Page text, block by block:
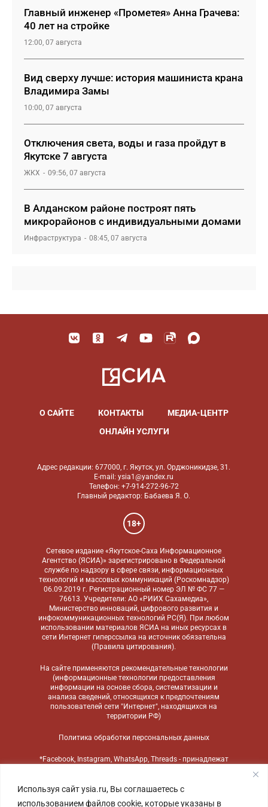
Используя сайт ysia.ru, Вы соглашаетесь с
использованием файлов cookie, которые указаны в
Главный инженер «Прометея» Анна Грачева:
40 лет на стройке
12:00, 07 августа
Вид сверху лучше: история машиниста крана
Владимира Замы
10:00, 07 августа
Отключения света, воды и газа пройдут в
Якутске 7 августа
ЖКХ 09:56, 07 августа
В Алданском районе построят пять
микрорайонов с индивидуальными домами
Инфраструктура 08:45, 07 августа
О САЙТЕ КОНТАКТЫ
МЕДИА-ЦЕНТР
ОНЛАЙН УСЛУГИ
Адрес редакции: 677000, г. Якутск, ул. Орджоникидзе, 31.
E-mail: ysia1@yandex.ru
Телефон: +7-914-272-96-72
Главный редактор: Бабаева Я. О.
18+
Сетевое издание «Якутское-Саха Информационное
Агентство (ЯСИА)» зарегистрировано в Федеральной
службе по надзору в сфере связи, информационных
технологий и массовых коммуникаций (Роскомнадзор)
06.09.2019 г. Регистрационный номер ЭЛ № ФС 77 —
76613. Учредители: АО «РИИХ Сахамедиа»,
Министерство инноваций, цифрового развития и
инфокоммуникационных технологий РС(Я). При любом
использовании материалов ЯСИА на иных ресурсах в
сети Интернет гиперссылка на источник обязательна
(Правила цитирования).
На сайте применяются рекомендательные технологии
(информационные технологии предоставления
информации на основе сбора, систематизации и
анализа сведений, относящихся к предпочтениям
пользователей сети "Интернет", находящихся на
территории РФ)
Политика обработки персональных данных
*Facebook, Instagram, WhatsApp, Threads - принадлежат